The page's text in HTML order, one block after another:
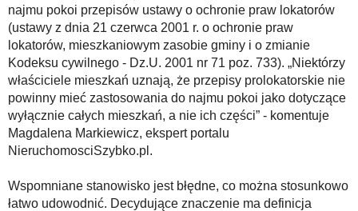
najmu pokoi przepisów ustawy o ochronie praw lokatorów
(ustawy z dnia 21 czerwca 2001 r. o ochronie praw
lokatorów, mieszkaniowym zasobie gminy i o zmianie
Kodeksu cywilnego - Dz.U. 2001 nr 71 poz. 733). „Niektórzy
właściciele mieszkań uznają, że przepisy prolokatorskie nie
powinny mieć zastosowania do najmu pokoi jako dotyczące
wyłącznie całych mieszkań, a nie ich części” - komentuje
Magdalena Markiewicz, ekspert portalu
NieruchomosciSzybko.pl.
Wspomniane stanowisko jest błędne, co można stosunkowo
łatwo udowodnić. Decydujące znaczenie ma definicja